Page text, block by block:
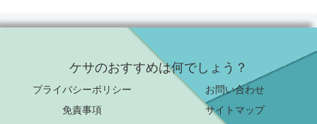
ケサのおすすめは何でしょう？
プライバシーポリシー
お問い合わせ
免責事項
サイトマップ